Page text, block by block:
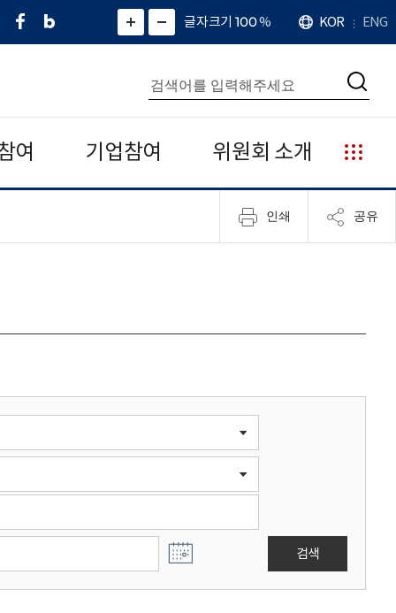
페
네
그
)
화
면
면
소
확
대
치
글자크기 100%
언
어
KOR ENG
통
합
검
색
검
여 기업참여 위원회 소개
누
리
집
안
인쇄 공유
검색